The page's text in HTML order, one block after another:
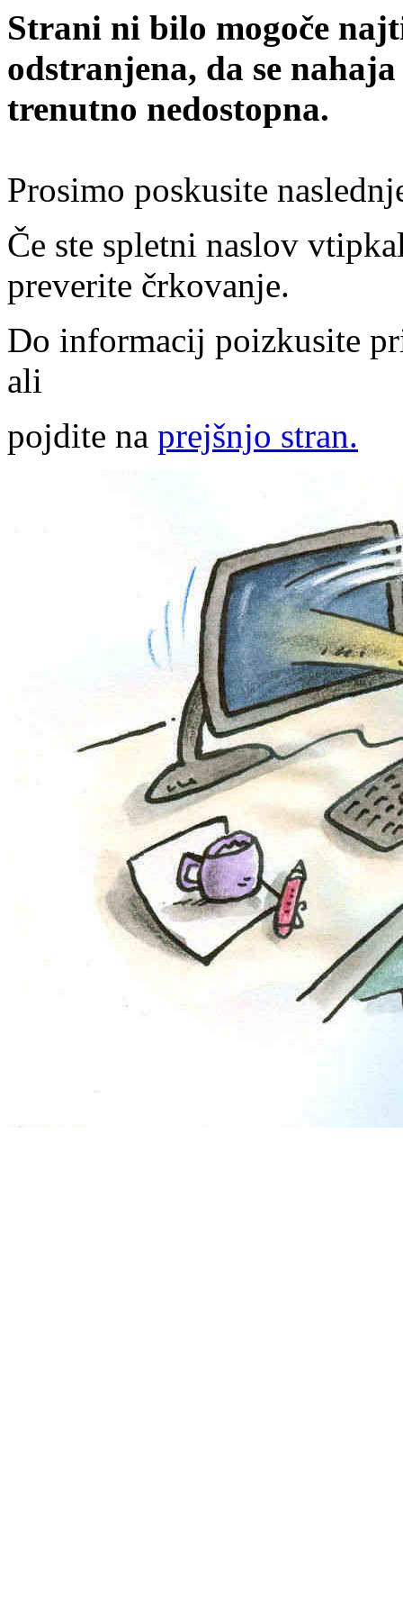
Strani ni bilo mogoče
odstranjena, da se
trenutno nedostopna.
Prosimo poskusite
Če ste spletni naslov
preverite črkovanje.
Do informacij poizkusite
ali
pojdite na prejšnjo stran.